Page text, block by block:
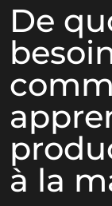
De
à la